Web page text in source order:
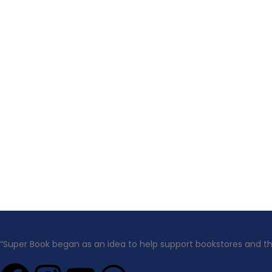
“Super Book began as an idea to help support bookstores